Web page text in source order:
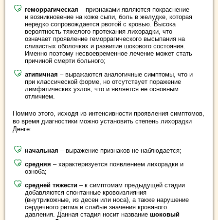
геморрагическая – признаками являются покраснение
и возникновение на коже сыпи, боль в желудке, которая
нередко сопровождается рвотой с кровью. Высока
вероятность тяжелого протекания лихорадки, что
означает проявление геморрагического высыпания на
слизистых оболочках и развитие шокового состояния.
Именно поэтому несвоевременное лечение может стать
причиной смерти больного;
атипичная – выражаются аналогичные симптомы, что и
при классической форме, но отсутствует поражение
лимфатических узлов, что и является ее основным
отличием.
Помимо этого, исходя из интенсивности проявления симптомов,
во время диагностики можно установить степень лихорадки
Денге:
начальная – выражение признаков не наблюдается;
средняя – характеризуется появлением лихорадки и
озноба;
средней тяжести – к симптомам предыдущей стадии
добавляются спонтанные кровоизлияния
(внутрикожные, из десен или носа), а также нарушение
сердечного ритма и слабые значения кровяного
давления. Данная стадия носит название шоковый